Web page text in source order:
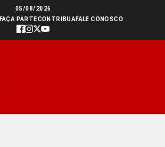
05/08/2026
FAÇA PARTECONTRIBUAFALE CONOSCO